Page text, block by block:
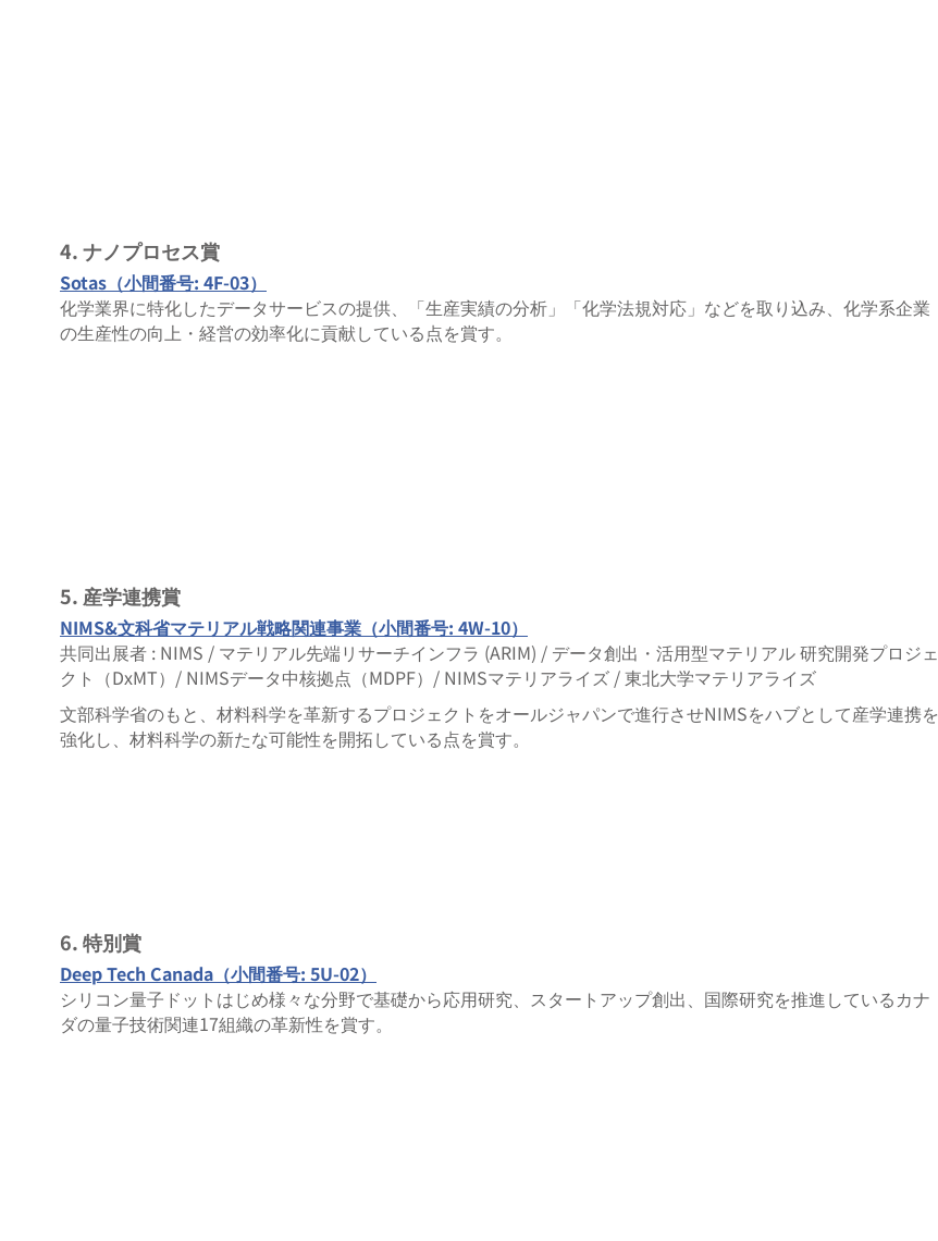
4. ナノプロセス賞
Sotas（小間番号: 4F-03）
化学業界に特化したデータサービスの提供、「生産実績の分析」「化学法規対応」などを取り込み、化学系企業
の生産性の向上・経営の効率化に貢献している点を賞す。
5. 産学連携賞
NIMS&文科省マテリアル戦略関連事業（小間番号: 4W-10）
共同出展者 : NIMS / マテリアル先端リサーチインフラ (ARIM) / データ創出・活用型マテリアル 研究開発プロジェ
クト（DxMT）/ NIMSデータ中核拠点（MDPF）/ NIMSマテリアライズ / 東北大学マテリアライズ
文部科学省のもと、材料科学を革新するプロジェクトをオールジャパンで進行させNIMSをハブとして産学連携を
強化し、材料科学の新たな可能性を開拓している点を賞す。
6. 特別賞
Deep Tech Canada（小間番号: 5U-02）
シリコン量子ドットはじめ様々な分野で基礎から応用研究、スタートアップ創出、国際研究を推進しているカナ
ダの量子技術関連17組織の革新性を賞す。